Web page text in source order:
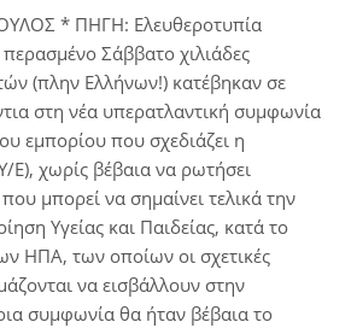
* ΠΗΓΗ: Ελευθεροτυπία
Σάββατο χιλιάδες
(πλην Ελλήνων!) κατέβηκαν σε
στη νέα υπερατλαντική συμφωνία
εμπορίου που σχεδιάζει η
Ε), χωρίς βέβαια να ρωτήσει
μπορεί να σημαίνει τελικά την
Υγείας και Παιδείας, κατά το
ΗΠΑ, των οποίων οι σχετικές
να εισβάλλουν στην
συμφωνία θα ήταν βέβαια το